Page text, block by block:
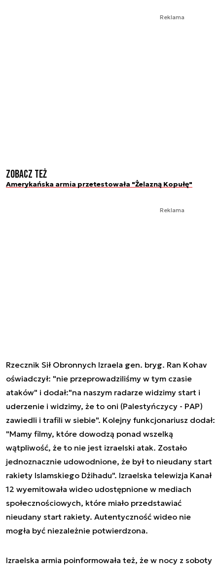
Reklama
Zobacz też
Amerykańska armia przetestowała "Żelazną Kopułę"
Reklama
Rzecznik Sił Obronnych Izraela gen. bryg. Ran Kohav
oświadczył: "nie przeprowadziliśmy w tym czasie
ataków" i dodał:"na naszym radarze widzimy start i
uderzenie i widzimy, że to oni (Palestyńczycy - PAP)
zawiedli i trafili w siebie". Kolejny funkcjonariusz dodał:
"Mamy filmy, które dowodzą ponad wszelką
wątpliwość, że to nie jest izraelski atak. Zostało
jednoznacznie udowodnione, że był to nieudany start
rakiety Islamskiego Dżihadu". Izraelska telewizja Kanał
12 wyemitowała wideo udostępnione w mediach
społecznościowych, które miało przedstawiać
nieudany start rakiety. Autentyczność wideo nie
mogła być niezależnie potwierdzona.
Izraelska armia poinformowała też, że w nocy z soboty